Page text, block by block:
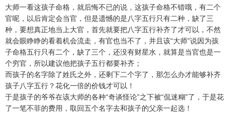
大师一看这孩子命格，就后悔不已的说，这孩子命格不错哦，有二个
官呢，以后肯定会当官，但是遗憾的是八字五行只有二种，缺了三
种，要想真正地当上大官，首先就要把八字五行补齐了才可以，不然
就会眼睁睁的看着机会流走，有官也当不了，并且该“大师”说因为孩
子命格五行只有二个，缺了三个，还没有财星水，就算是当官也是一
个穷官，所以建议他把孩子五行都要补齐；
而孩子的名字除了姓氏之外，还剩下二个字了，那怎么办才能够补齐
孩子八字五行？花化一倍的价钱才可以！
于是孩子的爷爷在该大师的各种“奇谈怪论”之下被“侃迷糊”了，于是花
了一笔不菲的费用，取回五个名字去和孩子的父亲一起选！